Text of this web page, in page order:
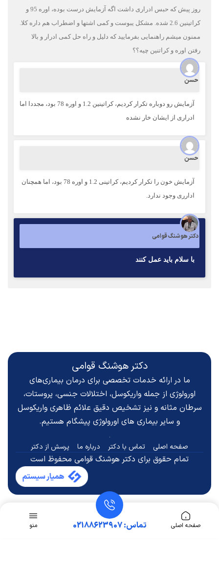
روز پیش که حبس ادراری داشت اگه آزمایش درست بوده، اوره 95 و
کراتینین 2.6 شده. مشکل یبوست و کمی اشتها و اضطراب هم داره کلا.
ممنون میشم راهنمایی بفرمایید که دلیل و راه حل کمی ادرار و بالا
رفتن اوره و کراتنین چیه؟؟
حسن
آزمایش رو دوباره تکرار کردیم، کراتینین 1.2 و اوره 78 بود، مجددا اما
ادراری از ایشان خار نشده
حسن
آزمایش خون را تکرار کردیم، کراتینی 1.2 و اوره 78 بود، اما همچنان
ادارری وجود ندارد.
دکتر هوشنگ قوامی
با سلام بايد عمل كنند
دکتر هوشنگ قوامی
ما در ارائه خدمات تخصصی برای درمان بیماری‌های
اورولوژی از جمله واریکوسل، اختلالات جنسی، پروستات،
سرطان مثانه و نیز تشخیص دقیقعلائم ظاهری واریکوسل
و سایر بیماری های اورولوژی پیشگام هستیم.
صفحه اصلی تماس با دکتر درباره ما پرسش از دکتر
تمام حقوق برای دکتر هوشنگ قوامی محفوظ است
صفحه اصلی تماس: 02188623907 منو